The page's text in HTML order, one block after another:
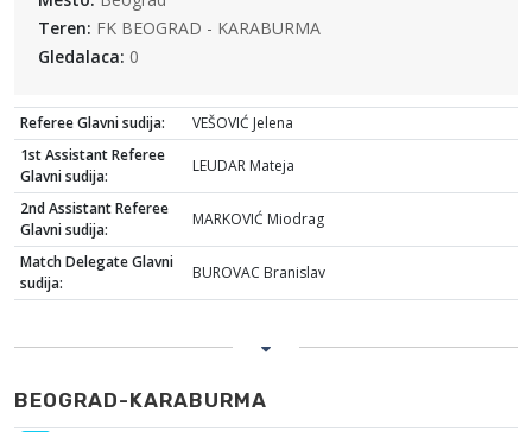
Teren: FK BEOGRAD - KARABURMA
Gledalaca: 0
Referee Glavni sudija:
VEŠOVIĆ Jelena
1st Assistant Referee
Glavni sudija:
LEUDAR Mateja
2nd Assistant Referee
Glavni sudija:
MARKOVIĆ Miodrag
Match Delegate Glavni
sudija:
BUROVAC Branislav
BEOGRAD-KARABURMA